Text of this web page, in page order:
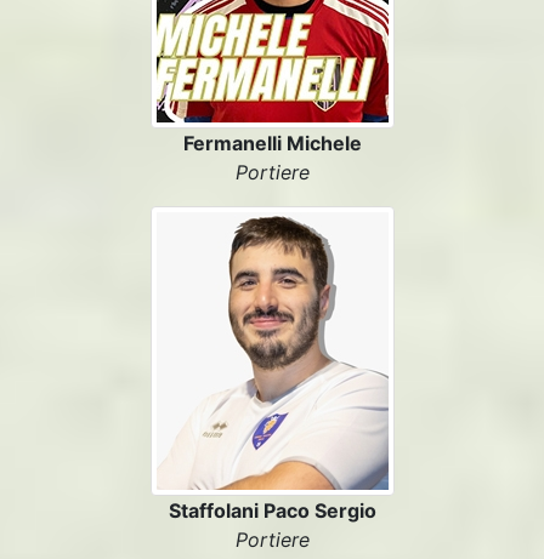
Fermanelli Michele
Portiere
Staffolani Paco Sergio
Portiere